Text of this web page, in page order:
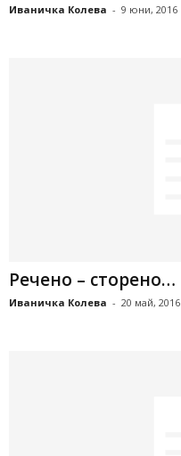
Иваничка Колева - 9 юни, 2016
Речено – сторено…
Иваничка Колева - 20 май, 2016